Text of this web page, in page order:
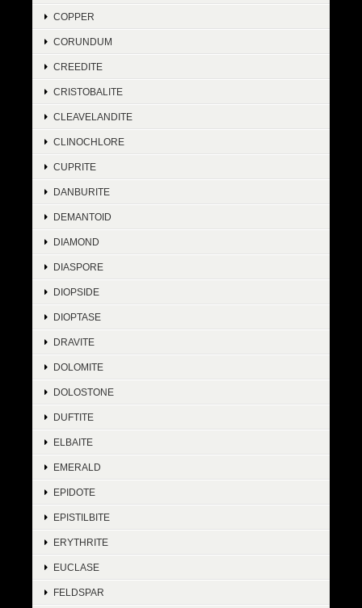
COPPER
CORUNDUM
CREEDITE
CRISTOBALITE
CLEAVELANDITE
CLINOCHLORE
CUPRITE
DANBURITE
DEMANTOID
DIAMOND
DIASPORE
DIOPSIDE
DIOPTASE
DRAVITE
DOLOMITE
DOLOSTONE
DUFTITE
ELBAITE
EMERALD
EPIDOTE
EPISTILBITE
ERYTHRITE
EUCLASE
FELDSPAR